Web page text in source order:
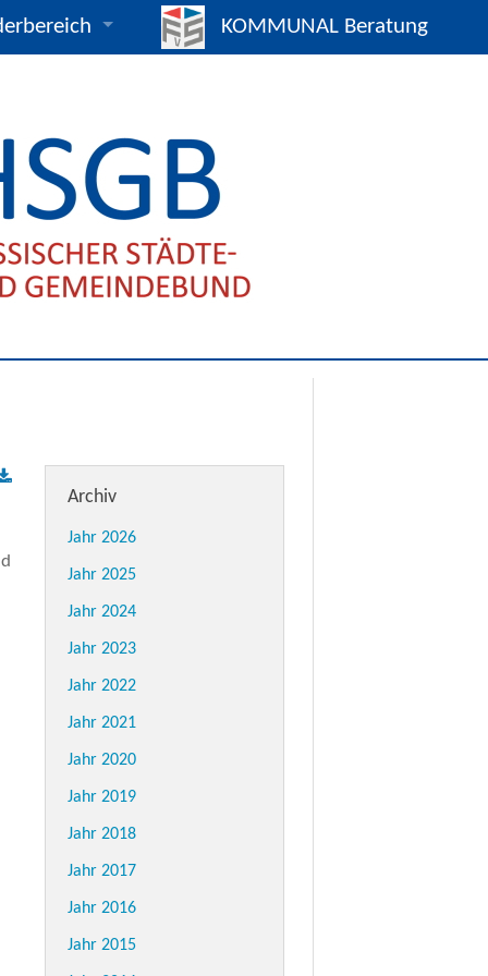
und Vertragsmuster
und Beschlüsse
KOMMUNAL Beratung
Archiv
Jahr 2026
Jahr 2025
Jahr 2024
Jahr 2023
Jahr 2022
Jahr 2021
Jahr 2020
Jahr 2019
Jahr 2018
Jahr 2017
Jahr 2016
Jahr 2015